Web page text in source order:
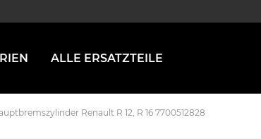
ALLE ERSATZTEILE
Renault R 12, R 16 7700512828